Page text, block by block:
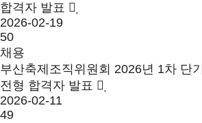
합격자 발표
2026-02-19
50
채용
부산축제조직위원회 2026년 1차 단
전형 합격자 발표
2026-02-11
49